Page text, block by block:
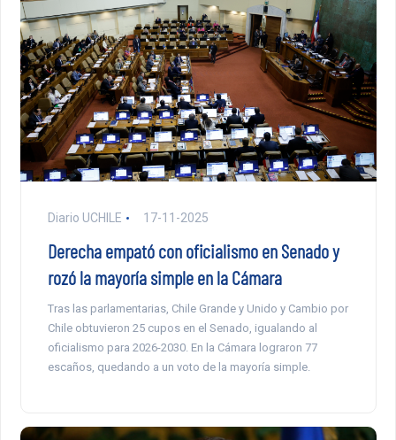
Diario UCHILE 17-11-2025
Derecha empató con oficialismo en Senado y
rozó la mayoría simple en la Cámara
Tras las parlamentarias, Chile Grande y Unido y Cambio por
Chile obtuvieron 25 cupos en el Senado, igualando al
oficialismo para 2026-2030. En la Cámara lograron 77
escaños, quedando a un voto de la mayoría simple.